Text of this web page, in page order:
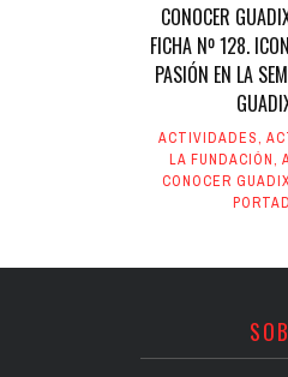
CONOCER
FICHA Nº 128.
PASIÓN EN LA
ACTIVIDADES,
LA FUNDACIÓN,
CONOCER